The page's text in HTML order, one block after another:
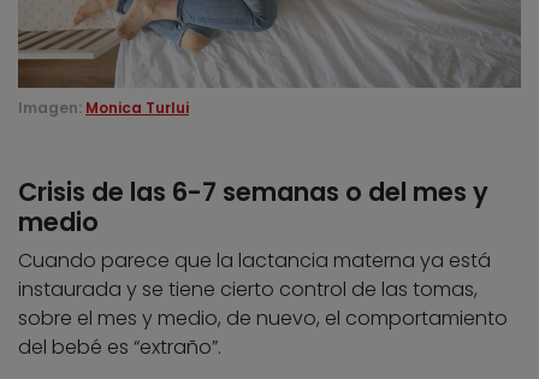
Imagen: Monica Turlui
Crisis de las 6-7 semanas o del mes y
medio
Cuando parece que la lactancia materna ya está
instaurada y se tiene cierto control de las tomas,
sobre el mes y medio, de nuevo, el comportamiento
del bebé es “extraño”.